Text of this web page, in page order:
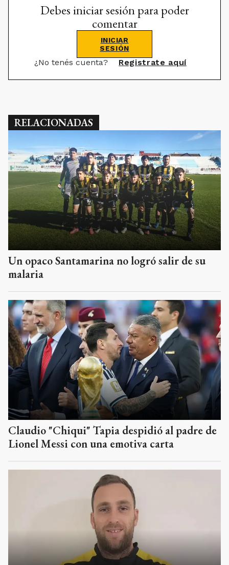
Debes iniciar sesión para poder
comentar
INICIAR
SESIÓN
¿No tenés cuenta? Registrate aquí
RELACIONADAS
Un opaco Santamarina no logró salir de su
malaria
Claudio "Chiqui" Tapia despidió al padre de
Lionel Messi con una emotiva carta